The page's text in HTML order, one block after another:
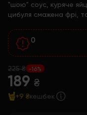
"шою" соус, куряче
цибуля смажена фрі,
0
225 ₴ -16%
189 ₴
+9 ₴кешбек